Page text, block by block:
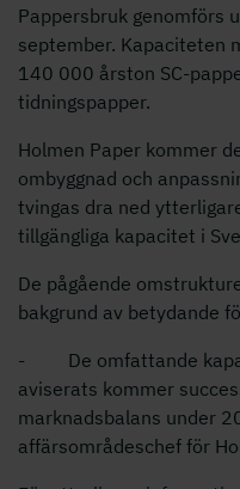
Pappersbruk genomförs
september. Kapaciteten
140 000 årston SC-
tidningspapper.
Holmen Paper kommer
ombyggnad och
tvingas dra ned
tillgängliga kapacitet i
De pågående
bakgrund av betydande
- De omfattande
aviserats kommer
marknadsbalans under
affärsområdeschef för